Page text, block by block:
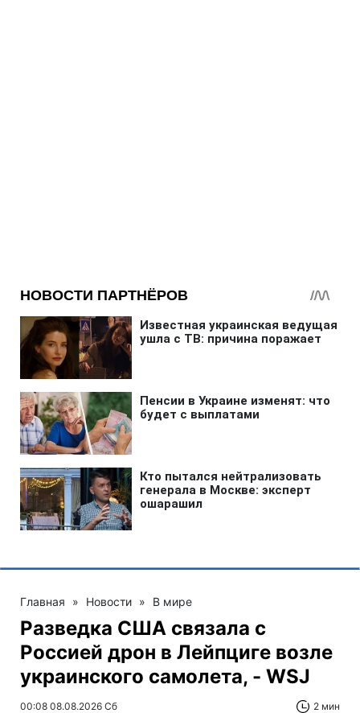
Главная » Новости » В мире
Разведка США связала с
Россией дрон в Лейпциге возле
украинского самолета, - WSJ
00:08 08.08.2026 Сб 2 мин